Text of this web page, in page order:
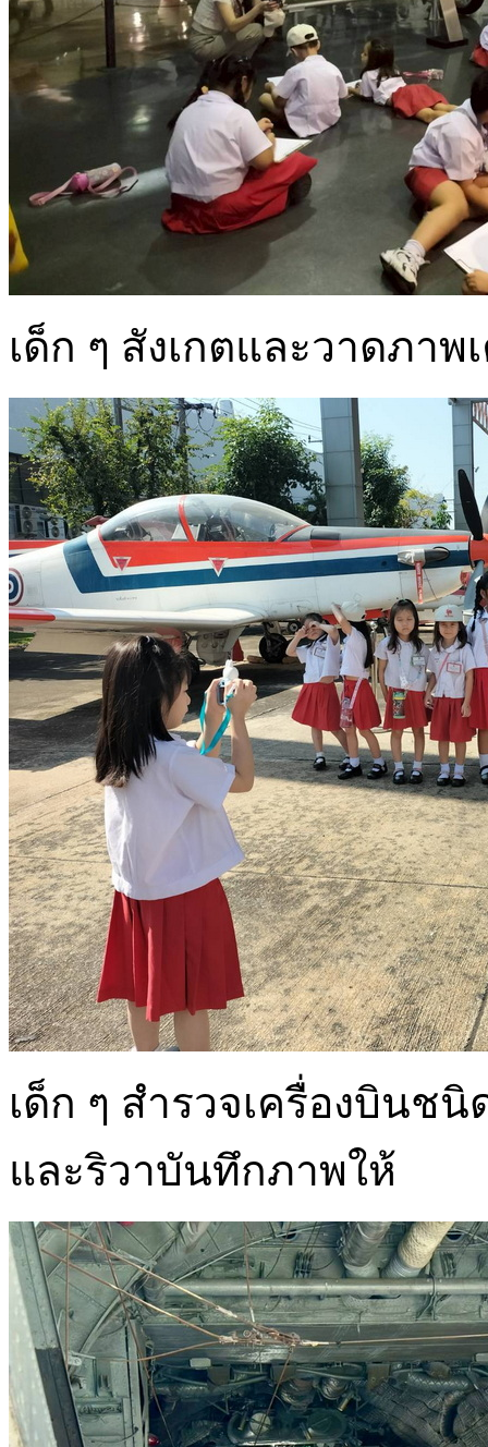
เด็ก ๆ สังเกตและวาดภา
เด็ก ๆ สำรวจเครื่องบินช
และริวาบันทึกภาพให้